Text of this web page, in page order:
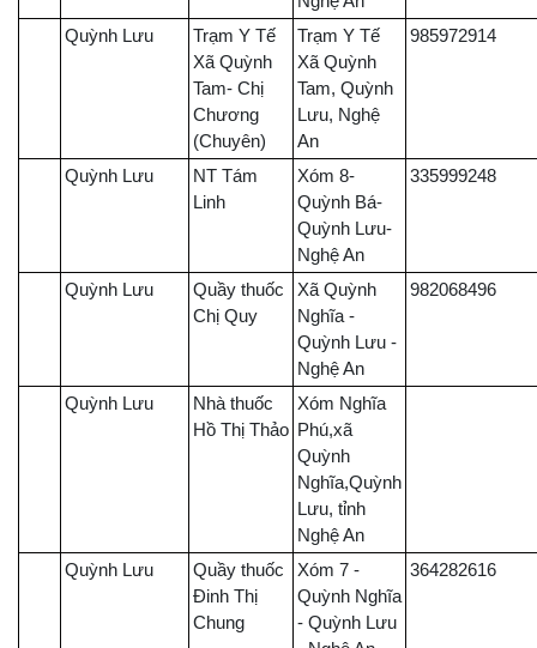
Quỳnh Lưu
Trạm Y Tế
Xã Quỳnh
Tam- Chị
Chương
(Chuyên)
Trạm Y Tế
Xã Quỳnh
Tam, Quỳnh
Lưu, Nghệ
An
985972914
Quỳnh Lưu
NT Tám
Linh
Xóm 8-
Quỳnh Bá-
Quỳnh Lưu-
Nghệ An
335999248
Quỳnh Lưu
Quầy thuốc
Chị Quy
Xã Quỳnh
Nghĩa -
Quỳnh Lưu -
Nghệ An
982068496
Quỳnh Lưu
Nhà thuốc
Hồ Thị Thảo
Xóm Nghĩa
Phú,xã
Quỳnh
Nghĩa,Quỳnh
Lưu, tỉnh
Nghệ An
Quỳnh Lưu
Quầy thuốc
Đinh Thị
Chung
Xóm 7 -
Quỳnh Nghĩa
- Quỳnh Lưu
364282616